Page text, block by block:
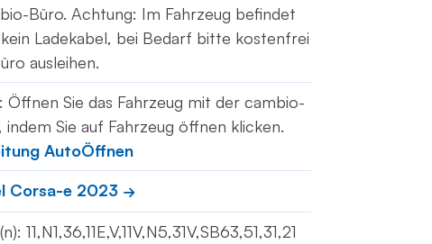
Büro. Achtung: Im Fahrzeug befindet
Ladekabel, bei Bedarf bitte kostenfrei
ausleihen.
Öffnen Sie das Fahrzeug mit der cambio-
indem Sie auf Fahrzeug öffnen klicken.
AutoÖffnen
Corsa-e 2023
11,N1,36,11E,V,11V,N5,31V,SB63,51,31,21